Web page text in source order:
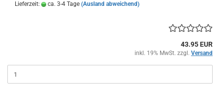
Lieferzeit: ca. 3-4 Tage (Ausland abweichend)
43.95 EUR
inkl. 19% MwSt. zzgl. Versand